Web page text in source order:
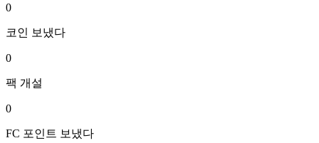
0
코인 보냈다
0
팩 개설
0
FC 포인트 보냈다